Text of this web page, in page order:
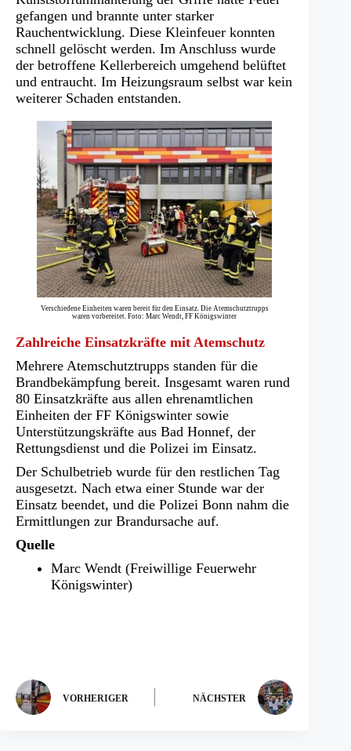
gefangen und brannte unter starker
Rauchentwicklung. Diese Kleinfeuer konnten
schnell gelöscht werden. Im Anschluss wurde
der betroffene Kellerbereich umgehend belüftet
und entraucht. Im Heizungsraum selbst war kein
weiterer Schaden entstanden.
Verschiedene Einheiten waren bereit für den Einsatz. Die Atemschutztrupps
waren vorbereitet. Foto: Marc Wendt, FF Königswinter
Zahlreiche Einsatzkräfte mit Atemschutz
Mehrere Atemschutztrupps standen für die
Brandbekämpfung bereit. Insgesamt waren rund
80 Einsatzkräfte aus allen ehrenamtlichen
Einheiten der FF Königswinter sowie
Unterstützungskräfte aus Bad Honnef, der
Rettungsdienst und die Polizei im Einsatz.
Der Schulbetrieb wurde für den restlichen Tag
ausgesetzt. Nach etwa einer Stunde war der
Einsatz beendet, und die Polizei Bonn nahm die
Ermittlungen zur Brandursache auf.
Quelle
Marc Wendt (Freiwillige Feuerwehr
Königswinter)
VORHERIGER NÄCHSTER